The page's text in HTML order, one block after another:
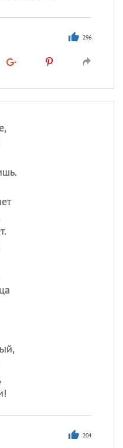
296
204
значение